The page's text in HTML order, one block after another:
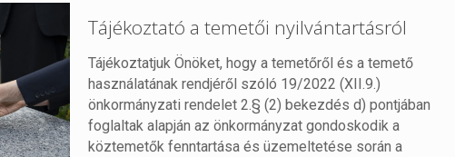
Tájékoztató a temetői nyilvántartásról
Tájékoztatjuk Önöket, hogy a temetőről és a temető
használatának rendjéről szóló 19/2022 (XII.9.)
önkormányzati rendelet 2.§ (2) bekezdés d) pontjában
foglaltak alapján az önkormányzat gondoskodik a
köztemetők fenntartása és üzemeltetése során a